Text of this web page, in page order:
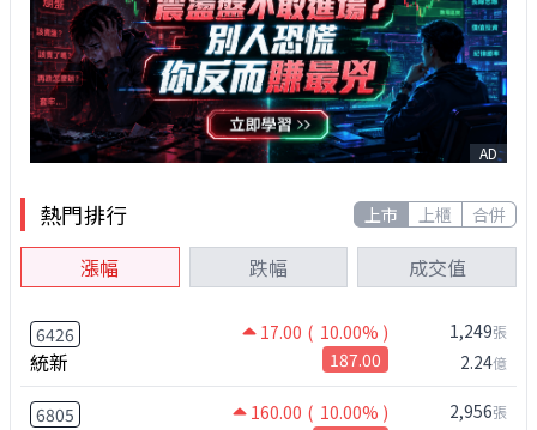
AD
熱門排行 上市 上櫃 合併
漲幅 跌幅 成交值
6426 17.00 ( 10.00% )
統新 187.00
1,249張
2.24億
6805 160.00 ( 10.00% ) 2,956張